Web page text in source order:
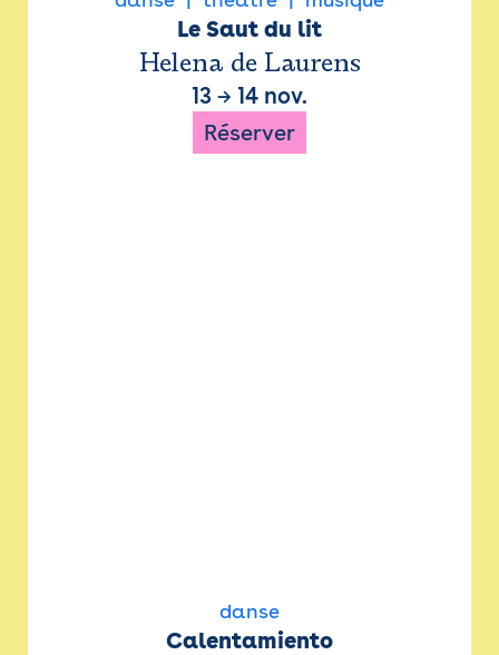
Le Saut du lit
Helena de Laurens
13 → 14 nov.
Réserver
danse
Calentamiento